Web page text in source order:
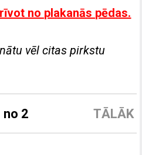
no plakanās pēdas.
vēl citas pirkstu
TĀLĀK
no 2